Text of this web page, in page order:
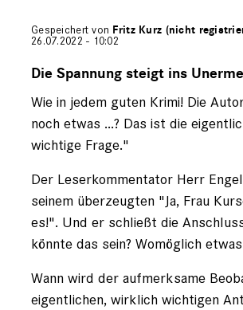
Gespeichert von Fritz Kurz (nicht
26.07.2022 - 10:02
auf
Gerhard
Engel
registriert)
Die Spannung steigt ins
Wie in jedem guten Krimi! Die
noch etwas ...? Das ist die
wichtige Frage."
Der Leserkommentator Herr
seinem überzeugten "Ja, Frau
es!". Und er schließt die
könnte das sein? Womöglich
Wann wird der aufmerksame
eigentlichen, wirklich wichtigen